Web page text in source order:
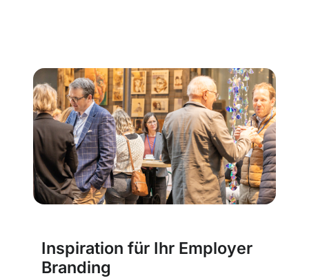
Inspiration für Ihr Employer
Branding